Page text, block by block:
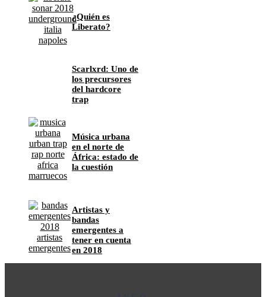
¿Quién es
Liberato?
Scarlxrd: Uno de
los precursores
del hardcore
trap
Música urbana
en el norte de
África: estado de
la cuestión
Artistas y
bandas
emergentes a
tener en cuenta
en 2018